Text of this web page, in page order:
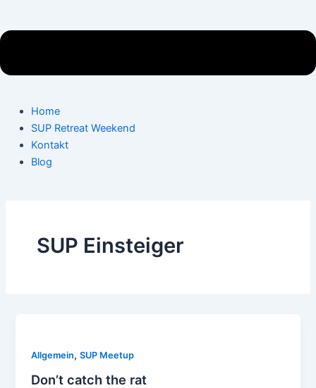
Home
SUP Retreat Weekend
Kontakt
Blog
SUP Einsteiger
Allgemein,SUP Meetup
Don’t catch the rat